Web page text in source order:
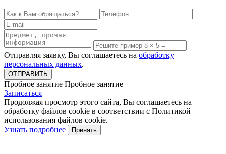
Отправляя заявку, Вы соглашаетесь на обработку
персональных данных.
Пробное занятие Пробное занятие
Записаться
Продолжая просмотр этого сайта, Вы соглашаетесь на
обработку файлов cookie в соответствии с Политикой
использования файлов cookie.
Узнать подробнее
Принять